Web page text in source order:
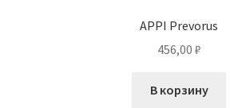
APPI Prevorus
456,00 ₽
В корзину